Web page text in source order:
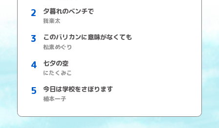
夕暮れのベンチで
我楽太
このバリカンに意味がなくても
松素めぐり
七夕の空
にたくみこ
今日は学校をさぼります
植本一子